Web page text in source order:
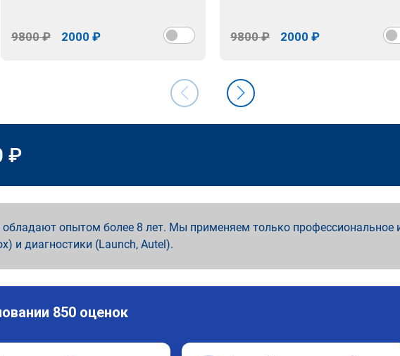
9800 ₽ 2000 ₽ 9800 ₽ 2000 ₽
₽
опытом более 8 лет. Мы применяем только профессиональное
и диагностики (Launch, Autel).
850 оценок